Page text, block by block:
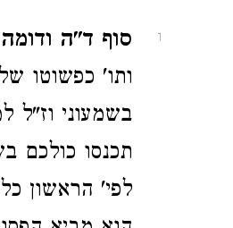
1 סוף ד"ה
ותו' כפשוטו
בשמעוני וז"ל
תכנסו כולכם
לפי' הראשון